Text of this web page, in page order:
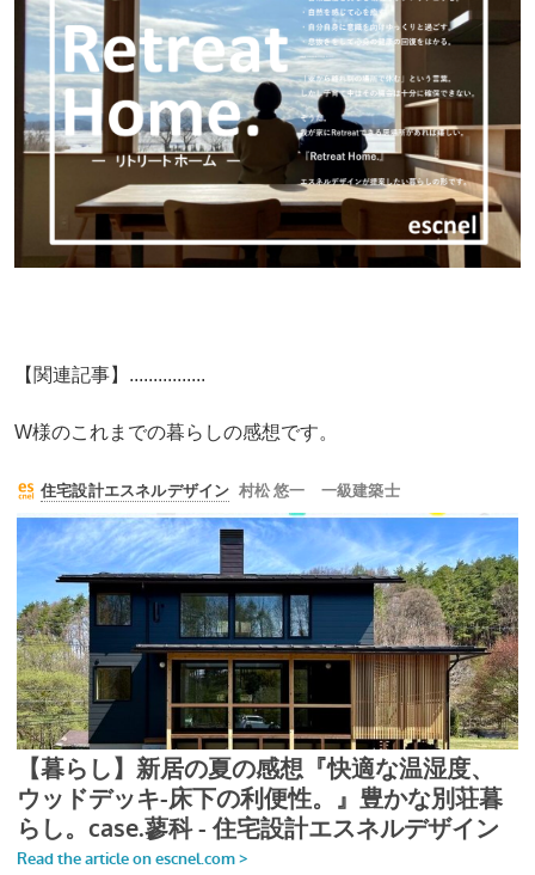
【関連記事】................
W様のこれまでの暮らしの感想です。